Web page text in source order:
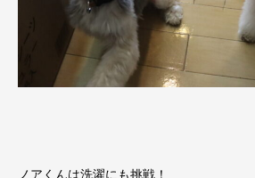
ノアくんは洗濯にも挑戦！